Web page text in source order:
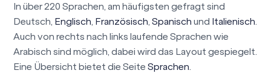
In über 220 Sprachen, am häufigsten gefragt sind
Deutsch, Englisch, Französisch,Spanisch und Italienisch.
Auch von rechts nach links laufende Sprachen wie
Arabisch sind möglich, dabei wird das Layout gespiegelt.
Eine Übersicht bietet die SeiteSprachen.